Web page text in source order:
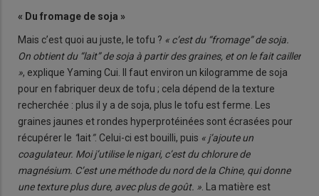
« Du fromage de soja »
Mais c’est quoi au juste, le tofu ? « c’est du “fromage” de soja.
On obtient du “lait” de soja à partir des graines, et on le fait cailler
», explique Yaming Cui. Il faut environ un kilogramme de soja
pour en fabriquer deux de tofu ; cela dépend de la texture
recherchée : plus il y a de soja, plus le tofu est ferme. Les
graines jaunes et rondes hyperprotéinées sont écrasées pour
récupérer le “lait”. Celui-ci est bouilli, puis « j’ajoute un
coagulateur. Moi j’utilise le nigari, c’est du chlorure de
magnésium. C’est une méthode du nord de la Chine, qui donne
une texture plus dure, avec plus de goût. » . La matière est